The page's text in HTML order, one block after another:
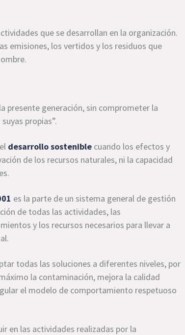
que se desarrollan en la organización.
emisiones, los vertidos y los residuos que
presente generación, sin comprometer la
propias”.
desarrollo sostenible cuando los efectos y
de los recursos naturales, ni la capacidad
es la parte de un sistema general de gestión
de todas las actividades, las
y los recursos necesarios para llevar a
todas las soluciones a diferentes niveles, por
la contaminación, mejora la calidad
el modelo de comportamiento respetuoso
en las actividades realizadas por la